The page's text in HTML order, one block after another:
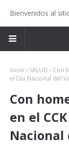
Bienvenidos al
Inicio SALUD
Con
el Día Nacional del
Con
en el
Nacional